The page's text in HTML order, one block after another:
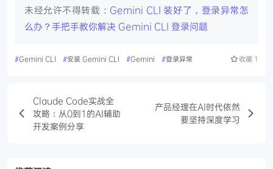
未经允许不得转载： Gemini CLI 装好了，登录异常怎
么办？手把手教你解决 Gemini CLI 登录问题
#Gemini CLI #安装 Gemini CLI #Gemini #登录异常 收藏 1
Claude Code实战全
攻略：从0到1的AI辅助
开发案例分享
产品经理在AI时代依然
要坚持深度学习